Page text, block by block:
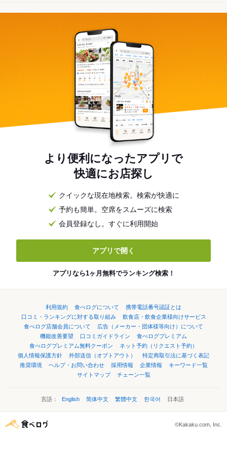
より便利になったアプリで
快適にお店探し
クイックな現在地検索。検索が快適に
予約も簡単。空席をスムーズに検索
会員登録なし。すぐに利用開始
アプリで開く
アプリなら1ヶ月無料でランキング検索！
利用規約 食べログについて
携帯電話番号認証とは
口コミ・ランキングに対する取り組み
飲食店・飲食企業様向けサービス
食べログ店舗会員について
広告（メーカー・団体様等向け）について
機能改善要望
口コミガイドライン
食べログプレミアム
食べログプレミアム無料クーポン
ネット予約（リクエスト予約）
個人情報保護方針
外部送信（オプトアウト）
特定商取引法に基づく表記
推奨環境
ヘルプ・お問い合わせ 採用情報 企業情報
キーワード一覧
サイトマップ
チェーン一覧
言語： English 简体中文 繁體中文 한국어 日本語
©Kakaku.com, Inc.